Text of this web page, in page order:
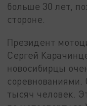
больше 30 лет,
стороне.
Президент
Сергей
новосибирцы
соревнованиями.
тысяч человек.